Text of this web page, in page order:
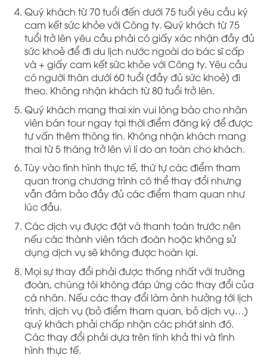
Quý khách từ 70 tuổi đến dưới 75 tuổi yêu cầu ký
cam kết sức khỏe với Công ty. Quý khách từ 75
tuổi trở lên yêu cầu phải có giấy xác nhận đầy đủ
sức khoẻ để đi du lịch nước ngoài do bác sĩ cấp
và + giấy cam kết sức khỏe với Công ty. Yêu cầu
có người thân dưới 60 tuổi (đầy đủ sức khoẻ) đi
theo. Không nhận khách từ 80 tuổi trở lên.
Quý khách mang thai xin vui lòng báo cho nhân
viên bán tour ngay tại thời điểm đăng ký để được
tư vấn thêm thông tin. Không nhận khách mang
thai từ 5 tháng trở lên vì lí do an toàn cho khách.
Tùy vào tình hình thực tế, thứ tự các điểm tham
quan trong chương trình có thể thay đổi nhưng
vẫn đảm bảo đầy đủ các điểm tham quan như
lúc đầu.
Các dịch vụ được đặt và thanh toán trước nên
nếu các thành viên tách đoàn hoặc không sử
dụng dịch vụ sẽ không được hoàn lại.
Mọi sự thay đổi phải được thống nhất với trưởng
đoàn, chúng tôi không đáp ứng các thay đổi của
cá nhân. Nếu các thay đổi làm ảnh hưởng tới lịch
trình, dịch vụ (bỏ điểm tham quan, bỏ dịch vụ…)
quý khách phải chấp nhận các phát sinh đó.
Các thay đổi phải dựa trên tính khả thi và tình
hình thực tế.